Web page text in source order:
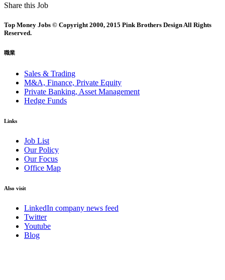
Share this Job
Top Money Jobs © Copyright 2000, 2015 Pink Brothers Design All Rights
Reserved.
職業
Sales & Trading
M&A, Finance, Private Equity
Private Banking, Asset Management
Hedge Funds
Links
Job List
Our Policy
Our Focus
Office Map
Also visit
LinkedIn company news feed
Twitter
Youtube
Blog